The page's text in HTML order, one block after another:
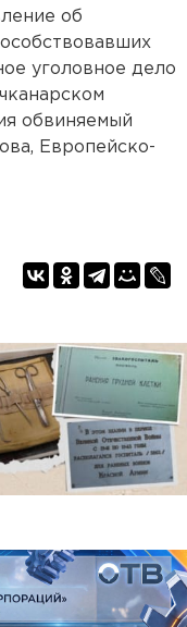
об
уголовное дело
обвиняемый
Европейско-